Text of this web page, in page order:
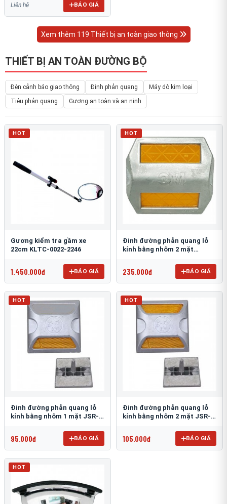
Liên hệ BÁO GIÁ
Xem thêm 119 Thiết bị an toàn giao thông
THIẾT BỊ AN TOÀN ĐƯỜNG BỘ
Đèn cảnh báo giao thông Đinh phản quang
Máy dò kim loại
Tiêu phản quang
Gương an toàn và an ninh
HOT
Gương kiểm tra gầm xe
22cm KLTC-0022-2246
1.450.000đ BÁO GIÁ
HOT
Đinh đường phản quang lỗ
kính bằng nhôm 2 mặt
235.000đ BÁO GIÁ
HOT
Đinh đường phản quang lỗ
kính bằng nhôm 1 mặt JSR-
95.000đ BÁO GIÁ
HOT
Đinh đường phản quang lỗ
kính bằng nhôm 2 mặt JSR-
105.000đ BÁO GIÁ
HOT